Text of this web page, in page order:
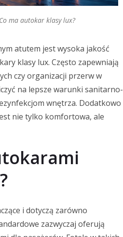
Co ma autokar klasy lux?
atutem jest wysoka jakość
klasy lux. Często zapewniają
czy organizacji przerw w
na lepsze warunki sanitarno-
wnętrza. Dodatkowo
nie tylko komfortowa, ale
i dotyczą zarówno
zazwyczaj oferują